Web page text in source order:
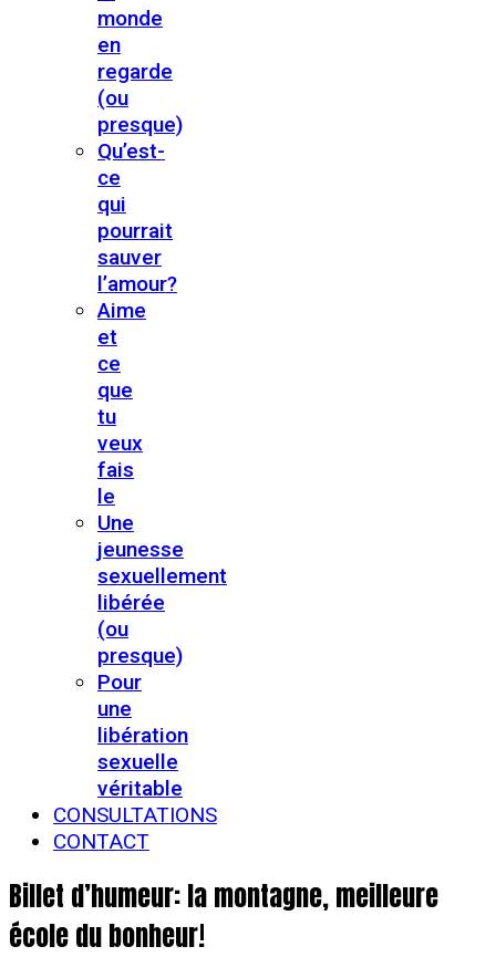
monde
en
regarde
(ou
presque)
Qu’est-
ce
qui
pourrait
sauver
l’amour?
Aime
et
ce
que
tu
veux
fais
le
Une
jeunesse
sexuellement
libérée
(ou
presque)
Pour
une
libération
sexuelle
véritable
CONSULTATIONS
CONTACT
Billet d’humeur: la montagne, meilleure
école du bonheur!